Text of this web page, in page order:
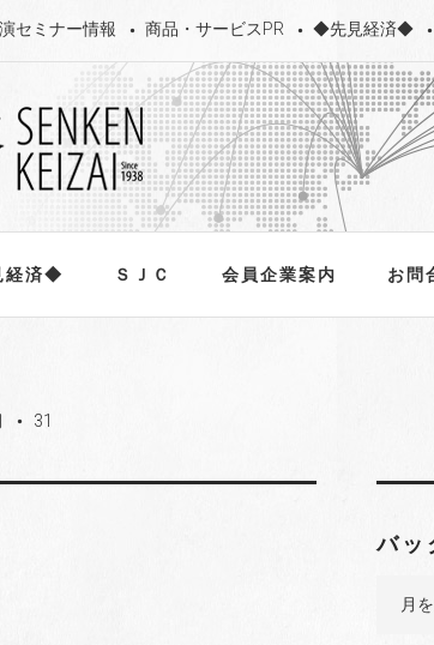
セミナー情報 商品・サービスPR ◆先見経済◆
経済◆ ＳＪＣ 会員企業案内 お問
fiber_manual_record 31
バッ